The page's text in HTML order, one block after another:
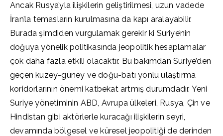
Ancak Rusya’yla ilişkilerin geliştirilmesi, uzun vadede
İran’la temasların kurulmasına da kapı aralayabilir.
Burada şimdiden vurgulamak gerekir ki Suriye’nin
doğuya yönelik politikasında jeopolitik hesaplamalar
çok daha fazla etkili olacaktır. Bu bakımdan Suriye’den
geçen kuzey-güney ve doğu-batı yönlü ulaştırma
koridorlarının önemi katbekat artmış durumdadır. Yeni
Suriye yönetiminin ABD, Avrupa ülkeleri, Rusya, Çin ve
Hindistan gibi aktörlerle kuracağı ilişkilerin seyri,
devamında bölgesel ve küresel jeopolitiği de derinden